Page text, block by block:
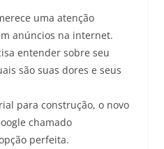
uma atenção
anúncios na internet.
entender sobre seu
são suas dores e seus
para construção, o novo
chamado
perfeita.